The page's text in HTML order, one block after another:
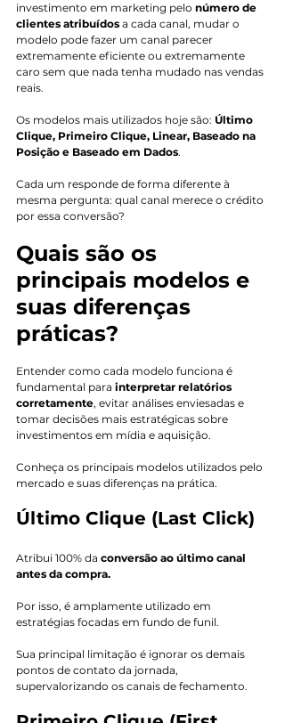
investimento em marketing pelo número de
clientes atribuídos a cada canal, mudar o
modelo pode fazer um canal parecer
extremamente eficiente ou extremamente
caro sem que nada tenha mudado nas vendas
reais.
Os modelos mais utilizados hoje são: Último
Clique, Primeiro Clique, Linear, Baseado na
Posição e Baseado em Dados.
Cada um responde de forma diferente à
mesma pergunta: qual canal merece o crédito
por essa conversão?
Quais são os
principais modelos e
suas diferenças
práticas?
Entender como cada modelo funciona é
fundamental para interpretar relatórios
corretamente, evitar análises enviesadas e
tomar decisões mais estratégicas sobre
investimentos em mídia e aquisição.
Conheça os principais modelos utilizados pelo
mercado e suas diferenças na prática.
Último Clique (Last Click)
Atribui 100% da conversão ao último canal
antes da compra.
Por isso, é amplamente utilizado em
estratégias focadas em fundo de funil.
Sua principal limitação é ignorar os demais
pontos de contato da jornada,
supervalorizando os canais de fechamento.